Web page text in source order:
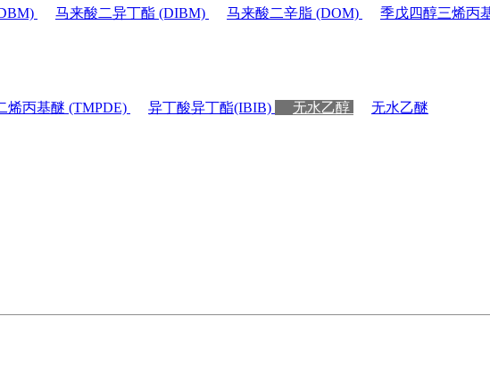
马来酸二异丁酯 (DIBM) 马来酸二辛脂 (DOM) 季戊四醇三烯丙
烯丙基醚 (TMPDE) 异丁酸异丁酯(IBIB) 无水乙醇 无水乙醚